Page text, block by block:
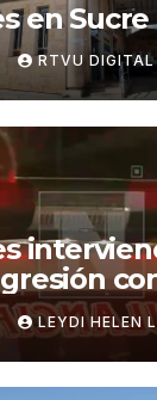
en Sucre
RTVU DIGITAL
Santa
LEYDI HELEN